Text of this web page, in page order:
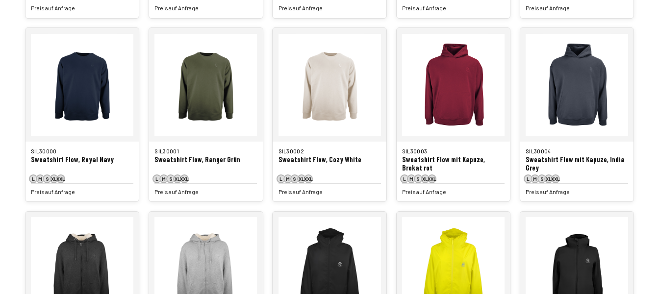
Preis auf Anfrage Preis auf Anfrage Preis auf Anfrage Preis auf Anfrage Preis auf Anfrage
SIL30000
Sweatshirt Flow, Royal Navy
L M S XLXXL
Preis auf Anfrage
SIL30001
Sweatshirt Flow, Ranger Grün
L M S XLXXL
Preis auf Anfrage
SIL30002
Sweatshirt Flow, Cozy White
L M S XLXXL
Preis auf Anfrage
SIL30003
Sweatshirt Flow mit Kapuze,
Brokat rot
L M S XLXXL
Preis auf Anfrage
SIL30004
Sweatshirt Flow mit Kapuze, India
Grey
L M S XLXXL
Preis auf Anfrage